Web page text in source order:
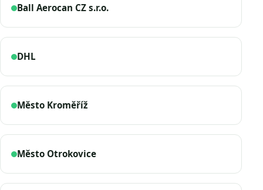
Ball Aerocan CZ s.r.o.
DHL
Město Kroměříž
Město Otrokovice